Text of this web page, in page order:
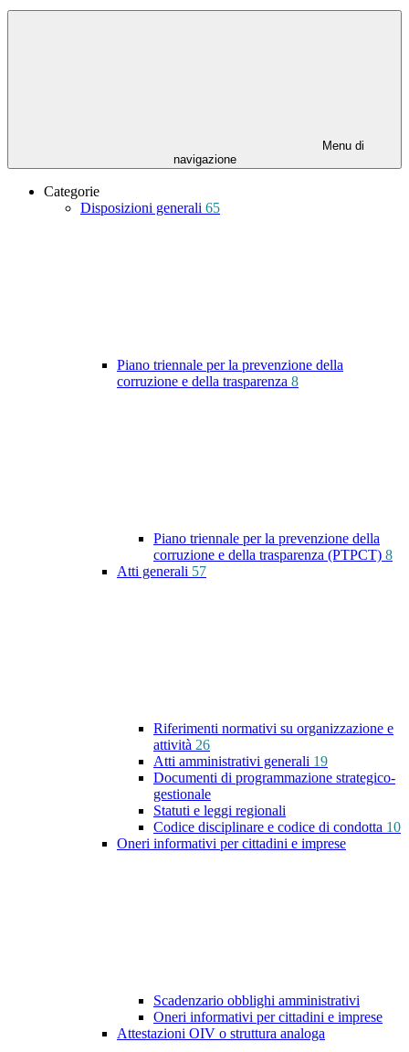
Menu di
navigazione
Categorie
Disposizioni generali 65
Piano triennale per la prevenzione della
corruzione e della trasparenza 8
Piano triennale per la prevenzione della
corruzione e della trasparenza (PTPCT) 8
Atti generali 57
Riferimenti normativi su organizzazione e
attività 26
Atti amministrativi generali 19
Documenti di programmazione strategico-
gestionale
Statuti e leggi regionali
Codice disciplinare e codice di condotta 10
Oneri informativi per cittadini e imprese
Scadenzario obblighi amministrativi
Oneri informativi per cittadini e imprese
Attestazioni OIV o struttura analoga